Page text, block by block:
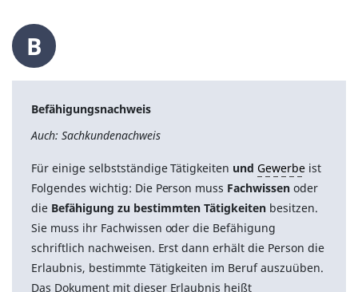
B
Befähigungsnachweis
Auch: Sachkundenachweis
Für einige selbstständige Tätigkeiten undGewerbe ist
Folgendes wichtig: Die Person muss Fachwissen oder
die Befähigung zu bestimmten Tätigkeiten besitzen.
Sie muss ihr Fachwissen oder die Befähigung
schriftlich nachweisen. Erst dann erhält die Person die
Erlaubnis, bestimmte Tätigkeiten im Beruf auszuüben.
Das Dokument mit dieser Erlaubnis heißt